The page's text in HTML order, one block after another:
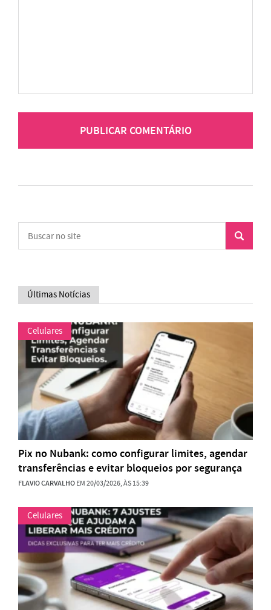
Últimas Notícias
Celulares
Pix no Nubank: como configurar limites, agendar
transferências e evitar bloqueios por segurança
FLAVIO CARVALHOEM 20/03/2026, ÀS 15:39
Celulares